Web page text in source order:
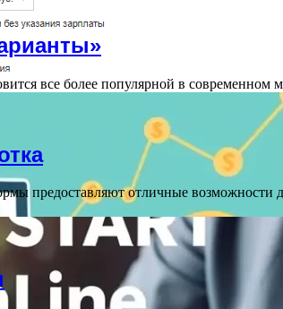
все более популярной в
предоставляют отличные возможности